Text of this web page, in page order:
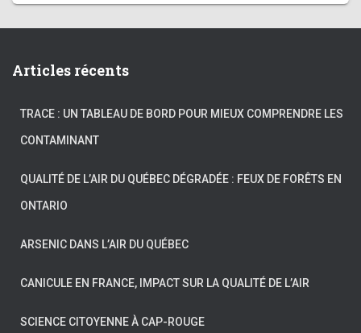
Articles récents
TRACE : UN TABLEAU DE BORD POUR MIEUX COMPRENDRE LES
CONTAMINANT
QUALITÉ DE L’AIR DU QUÉBEC DÉGRADÉE : FEUX DE FORÊTS EN
ONTARIO
ARSENIC DANS L’AIR DU QUÉBEC
CANICULE EN FRANCE, IMPACT SUR LA QUALITÉ DE L’AIR
SCIENCE CITOYENNE À CAP-ROUGE